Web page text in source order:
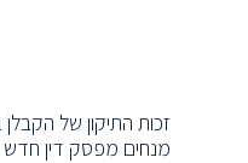
זכות התיקון של הקבלן
מנחים מפסק דין חדש